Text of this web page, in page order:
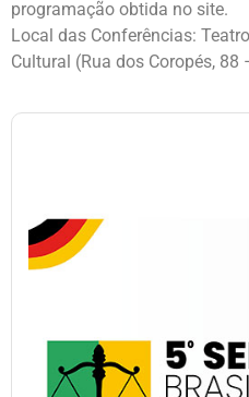
programação obtida no site.
Local das Conferências:
Cultural (Rua dos Coropés, 88